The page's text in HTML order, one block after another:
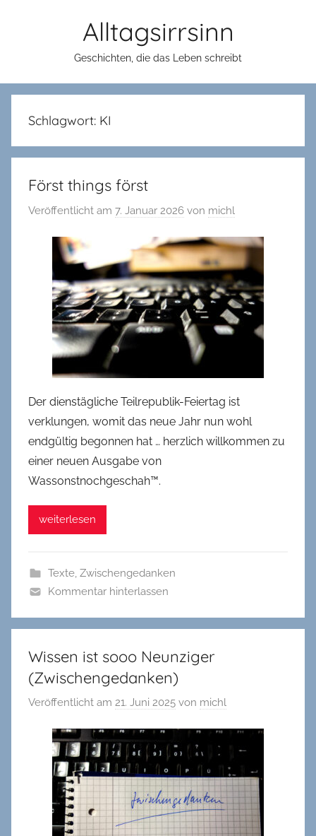
Alltagsirrsinn
Geschichten, die das Leben schreibt
Schlagwort: KI
Först things först
Veröffentlicht am 7. Januar 2026 von michl
Der dienstägliche Teilrepublik-Feiertag ist
verklungen, womit das neue Jahr nun wohl
endgültig begonnen hat … herzlich willkommen zu
einer neuen Ausgabe von
Wassonstnochgeschah™.
weiterlesen
Texte, Zwischengedanken
Kommentar hinterlassen
Wissen ist sooo Neunziger
(Zwischengedanken)
Veröffentlicht am 21. Juni 2025 von michl